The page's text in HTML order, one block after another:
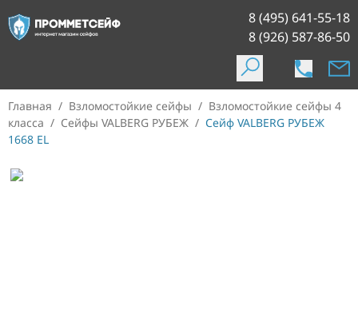
8 (495) 641-55-18
8 (926) 587-86-50
Главная / Взломостойкие сейфы / Взломостойкие сейфы 4
класса / Сейфы VALBERG РУБЕЖ / Сейф VALBERG РУБЕЖ
1668 EL